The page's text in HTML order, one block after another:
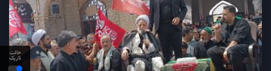
حالت
تاریک